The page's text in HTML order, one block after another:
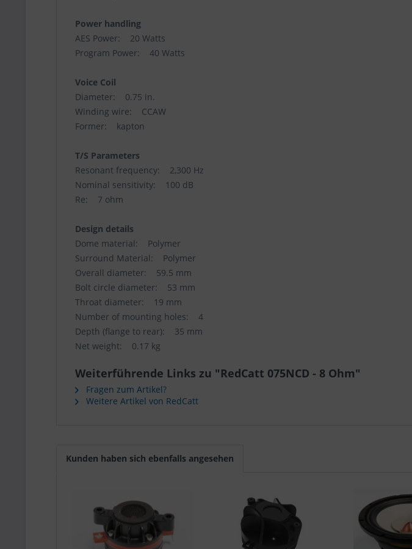
Power handling
AES Power: 20 Watts
Program Power: 40 Watts
Voice Coil
Diameter: 0.75 in.
Winding wire: CCAW
Former: kapton
T/S Parameters
Resonant frequency: 2,300 Hz
Nominal sensitivity: 100 dB
Re: 7 ohm
Design details
Dome material: Polymer
Surround Material: Polymer
Overall diameter: 59.5 mm
Bolt circle diameter: 53 mm
Throat diameter: 19 mm
Number of mounting holes: 4
Depth (flange to rear): 35 mm
Net weight: 0.17 kg
Weiterführende Links zu "RedCatt 075NCD - 8 Ohm"
Fragen zum Artikel?
Weitere Artikel von RedCatt
Kunden haben sich ebenfalls angesehen